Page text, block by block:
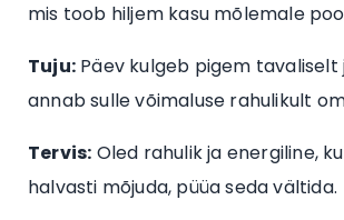
mis toob hiljem kasu mõlemale
Tuju: Päev kulgeb pigem
annab sulle võimaluse rahulikult
Tervis: Oled rahulik ja energiline,
halvasti mõjuda, püüa seda vältida.